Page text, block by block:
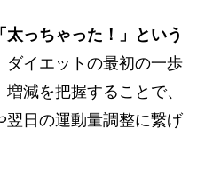
「太っちゃった！」という
ダイエットの最初の一歩
減を把握することで、
翌日の運動量調整に繋げ